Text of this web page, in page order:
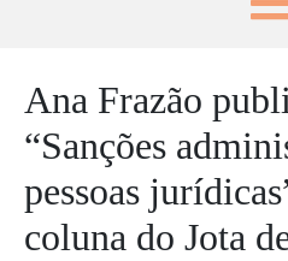
Ana Frazão
“Sanções
pessoas
coluna do Jota